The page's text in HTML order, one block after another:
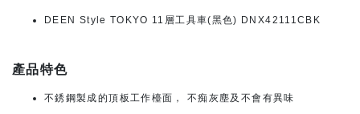
DEEN Style TOKYO 11層工具車(黑色) DNX42111CBK
產品特色
不銹鋼製成的頂板工作檯面， 不痴灰塵及不會有異味